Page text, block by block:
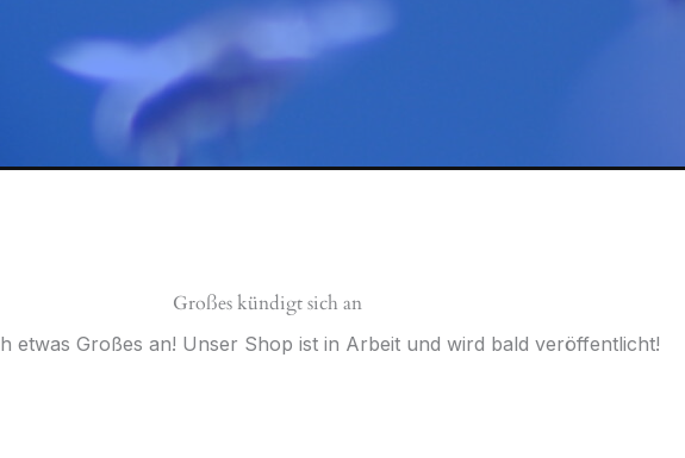
Großes kündigt sich an
etwas Großes an! Unser Shop ist in Arbeit und wird bald veröffentlicht!